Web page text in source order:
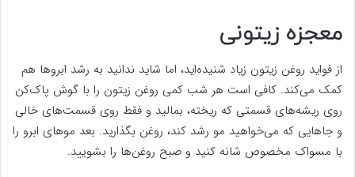
معجزه زیتونی
از فواید روغن زیتون زیاد شنیده‌اید، اما شاید ندانید به رشد ابرو‌ها هم
کمک می‌کند. کافی است هر شب کمی روغن زیتون را با گوش پاک‌کن
روی ریشه‌های قسمتی که ریخته، بمالید و فقط روی قسمت‌های خالی
و جا‌هایی که می‌خواهید مو رشد کند، روغن بگذارید. بعد مو‌های ابرو را
با مسواک مخصوص شانه کنید و صبح روغن‌ها را بشویید.